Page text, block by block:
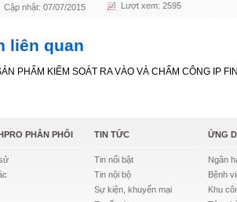
Cập nhật: 07/07/2015 Lượt xem: 2595
liên quan
PHẨM KIỂM SOÁT RA VÀO VÀ CHẤM CÔNG IP
PHÂN PHỐI TIN TỨC
Tin nổi bật
Tin nội bộ
Sự kiện, khuyến mại
ỨNG
Ngân
Bệnh
Khu